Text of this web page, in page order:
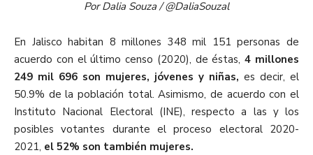
Por Dalia Souza / @DaliaSouzal
En Jalisco habitan 8 millones 348 mil 151 personas de
acuerdo con el último censo (2020), de éstas,4 millones
249 mil 696 son mujeres, jóvenes y niñas, es decir, el
50.9% de la población total. Asimismo, de acuerdo con el
Instituto Nacional Electoral (INE), respecto a las y los
posibles votantes durante el proceso electoral 2020-
2021, el 52% son también mujeres.